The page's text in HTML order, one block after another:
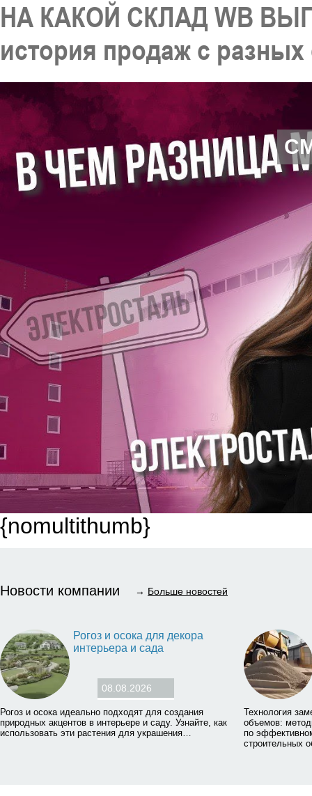
НА КАКОЙ СКЛАД WB
история продаж с разных
{nomultithumb}
Новости компании → Больше новостей
Рогоз и осока для декора
интерьера и сада
08.08.2026
Рогоз и осока идеально подходят для создания
природных акцентов в интерьере и саду. Узнайте, как
использовать эти растения для украшения…
Технология
объемов:
по
строительных